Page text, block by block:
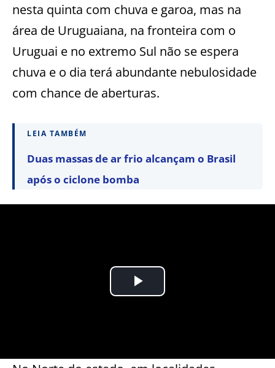
nesta quinta com chuva e garoa, mas na
área de Uruguaiana, na fronteira com o
Uruguai e no extremo Sul não se espera
chuva e o dia terá abundante nebulosidade
com chance de aberturas.
LEIA TAMBÉM
Duas massas de ar frio alcançam o Brasil
após o ciclone bomba